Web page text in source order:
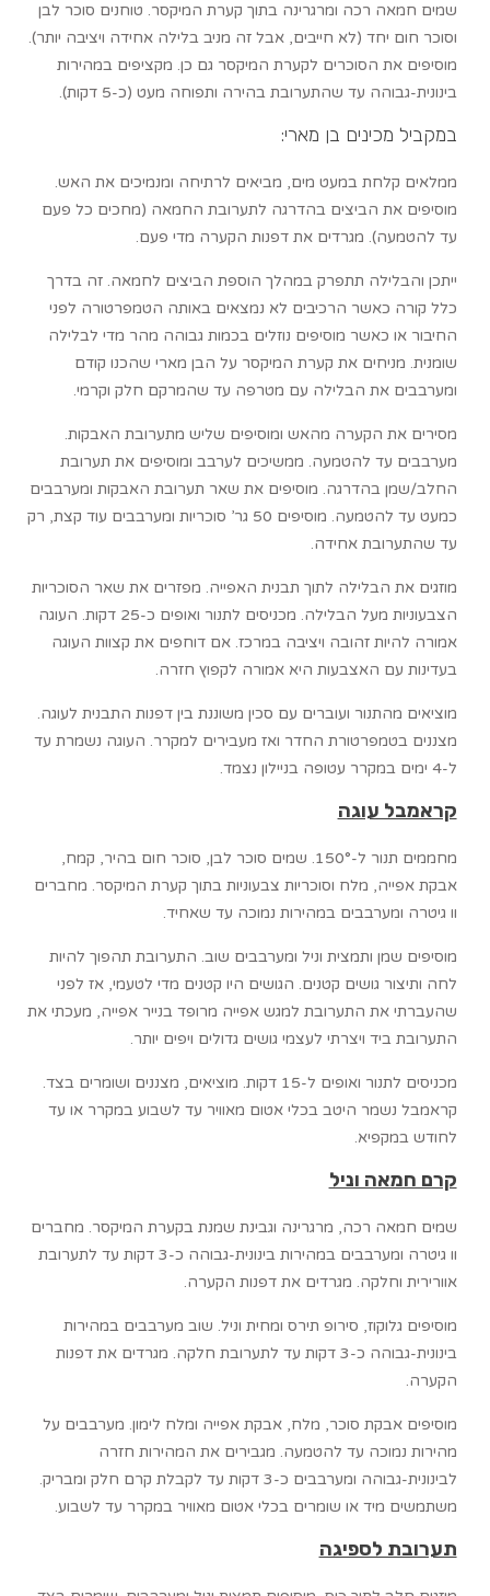
שמים חמאה רכה ומרגרינה בתוך קערת המיקסר. טוחנים סוכר לבן
וסוכר חום יחד (לא חייבים, אבל זה מניב בלילה אחידה ויציבה יותר).
מוסיפים את הסוכרים לקערת המיקסר גם כן. מקציפים במהירות
בינונית-גבוהה עד שהתערובת בהירה ותפוחה מעט (כ-5 דקות).
במקביל מכינים בן מארי:
ממלאים קלחת במעט מים, מביאים לרתיחה ומנמיכים את האש.
מוסיפים את הביצים בהדרגה לתערובת החמאה (מחכים כל פעם
עד להטמעה). מגרדים את דפנות הקערה מדי פעם.
ייתכן והבלילה תתפרק במהלך הוספת הביצים לחמאה. זה בדרך
כלל קורה כאשר הרכיבים לא נמצאים באותה הטמפרטורה לפני
החיבור או כאשר מוסיפים נוזלים בכמות גבוהה מהר מדי לבלילה
שומנית. מניחים את קערת המיקסר על הבן מארי שהכנו קודם
ומערבבים את הבלילה עם מטרפה עד שהמרקם חלק וקרמי.
מסירים את הקערה מהאש ומוסיפים שליש מתערובת האבקות.
מערבבים עד להטמעה. ממשיכים לערבב ומוסיפים את תערובת
החלב/שמן בהדרגה. מוסיפים את שאר תערובת האבקות ומערבבים
כמעט עד להטמעה. מוסיפים 50 גר’ סוכריות ומערבבים עוד קצת, רק
עד שהתערובת אחידה.
מוזגים את הבלילה לתוך תבנית האפייה. מפזרים את שאר הסוכריות
הצבעוניות מעל הבלילה. מכניסים לתנור ואופים כ-25 דקות. העוגה
אמורה להיות זהובה ויציבה במרכז. אם דוחפים את קצוות העוגה
בעדינות עם האצבעות היא אמורה לקפוץ חזרה.
מוציאים מהתנור ועוברים עם סכין משוננת בין דפנות התבנית לעוגה.
מצננים בטמפרטורת החדר ואז מעבירים למקרר. העוגה נשמרת עד
ל-4 ימים במקרר עטופה בניילון נצמד.
קראמבל עוגה
מחממים תנור ל-150°. שמים סוכר לבן, סוכר חום בהיר, קמח,
אבקת אפייה, מלח וסוכריות צבעוניות בתוך קערת המיקסר. מחברים
וו גיטרה ומערבבים במהירות נמוכה עד שאחיד.
מוסיפים שמן ותמצית וניל ומערבבים שוב. התערובת תהפוך להיות
לחה ותיצור גושים קטנים. הגושים היו קטנים מדי לטעמי, אז לפני
שהעברתי את התערובת למגש אפייה מרופד בנייר אפייה, מעכתי את
התערובת ביד ויצרתי לעצמי גושים גדולים ויפים יותר.
מכניסים לתנור ואופים ל-15 דקות. מוציאים, מצננים ושומרים בצד.
קראמבל נשמר היטב בכלי אטום מאוויר עד לשבוע במקרר או עד
לחודש במקפיא.
קרם חמאה וניל
שמים חמאה רכה, מרגרינה וגבינת שמנת בקערת המיקסר. מחברים
וו גיטרה ומערבבים במהירות בינונית-גבוהה כ-3 דקות עד לתערובת
אוורירית וחלקה. מגרדים את דפנות הקערה.
מוסיפים גלוקוז, סירופ תירס ומחית וניל. שוב מערבבים במהירות
בינונית-גבוהה כ-3 דקות עד לתערובת חלקה. מגרדים את דפנות
הקערה.
מוסיפים אבקת סוכר, מלח, אבקת אפייה ומלח לימון. מערבבים על
מהירות נמוכה עד להטמעה. מגבירים את המהירות חזרה
לבינונית-גבוהה ומערבבים כ-3 דקות עד לקבלת קרם חלק ומבריק.
משתמשים מיד או שומרים בכלי אטום מאוויר במקרר עד לשבוע.
תערובת לספיגה